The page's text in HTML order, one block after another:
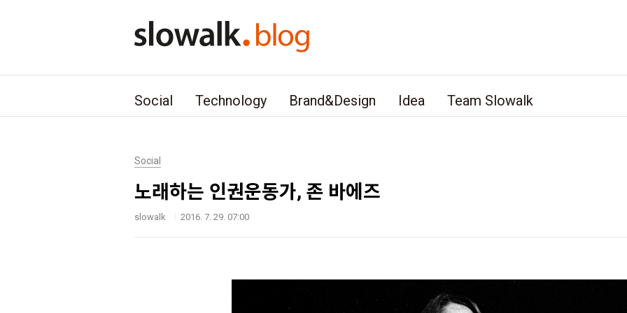
Social Technology Brand&Design Idea Team Slowalk
Social
노래하는 인권운동가, 존 바에즈
slowalk 2016. 7. 29. 07:00